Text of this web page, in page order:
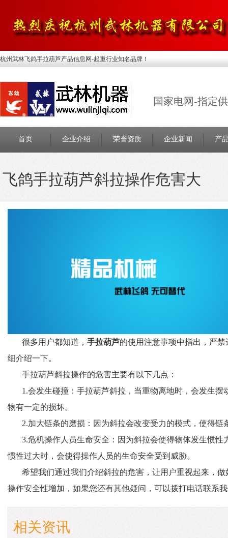
杭州武林飞鸽手拉葫芦产品信息网-起重行业知名品牌！
国家电网-指定
首页 企业介绍 荣誉资质 企业新闻 产
飞鸽手拉葫芦斜拉操作危害大
很多用户都知道， 手拉葫芦的使用注意事项中指出，严
细介绍一下。
手拉葫芦斜拉操作的危害主要有以下几点：
1.会发生碰撞：手拉葫芦斜拉，当重物离地时，会发生
物有一定的损坏。
2.加大链条的磨损：因为斜拉会改变受力的模式，使得
3.危机操作人员生命安全：因为斜拉会使得物体发生惯
惯性过大时，会使得操作人员的生命安全受到威胁。
希望我们通过我们介绍斜拉的危害，让用户重视起来，做
操作安全性增加，如果您还有其他疑问，可以拨打电话联系
相关资讯